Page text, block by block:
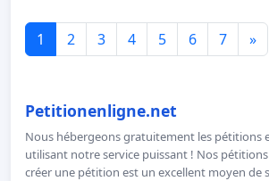
1 2 3 4 5 6 7 »
Petitionenligne.net
Nous hébergeons gratuitement les pétitions
utilisant notre service puissant ! Nos
créer une pétition est un excellent moyen de